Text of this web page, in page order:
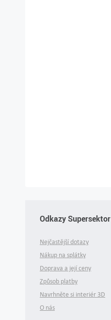
Odkazy Supersektor
Nejčastější dotazy
Nákup na splátky
Doprava a její ceny
Způsob platby
Navrhněte si interiér 3D
O nás